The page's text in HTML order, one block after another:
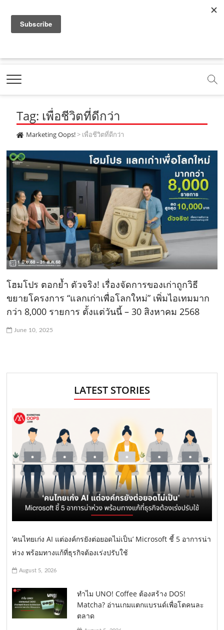
a
e
b
o
o
k
.
c
m
o
t
b
e
.
c
o
m
.
o
e
m
e
t
g
r
a
m
.
o
m
t
k
.
c
o
m
Marketing Oops!
DIGITAL | CREATIVE | ADVERTISING | CAMPAIGN |
Tag: เพื่อชีวิตที่ดีกว่า
Marketing Oops!> เพื่อชีวิตที่ดีกว่า
โฮมโปร ตอกย้ำ ตัวจริง! เรื่องจัดการของเก่าถูกวิธี
ขยายโครงการ “แลกเก่าเพื่อโลกใหม่” เพิ่มไอเทมมาก
กว่า 8,000 รายการ ตั้งแต่วันนี้ – 30 สิงหาคม 2568
June 10, 2025
LATEST STORIES
‘คนไทยเก่ง AI แต่องค์กรยังต่อยอดไม่เป็น’ Microsoft ชี้ 5 อาการน่า
ห่วง พร้อมทางแก้ที่ธุรกิจต้องเร่งปรับใช้
August 5, 2026
ทำไม UNO! Coffee ต้องสร้าง DOS!
Matcha? อ่านเกมแตกแบรนด์เพื่อโตคนละ
ตลาด